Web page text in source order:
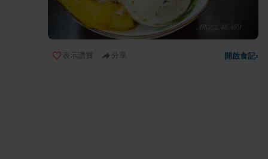
表示讚賞 分享 開啟食記›